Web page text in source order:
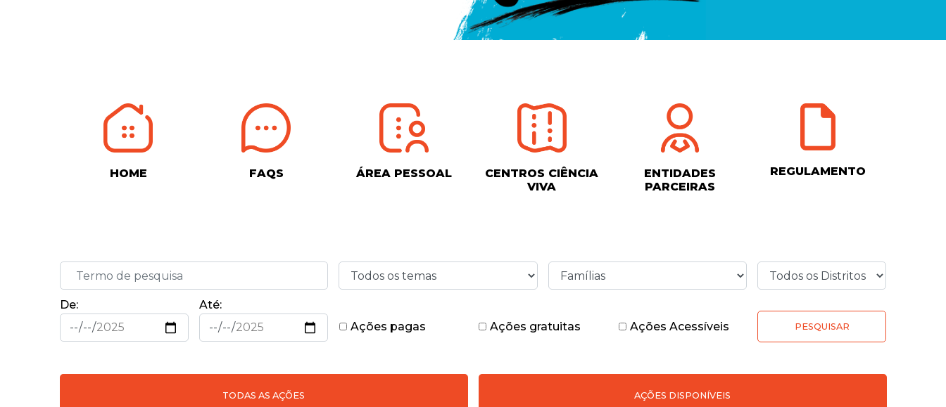
HOME FAQS ÁREA PESSOAL
CENTROS CIÊNCIA
VIVA
ENTIDADES
PARCEIRAS
REGULAMENTO
De:
Até:
Ações pagas
Ações gratuitas Ações Acessíveis PESQUISAR
TODAS AS AÇÕES AÇÕES DISPONÍVEIS